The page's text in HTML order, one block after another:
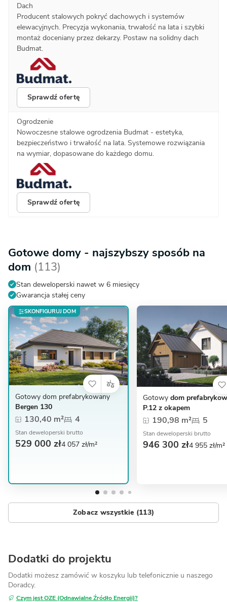
Dach
Producent stalowych pokryć dachowych i systemów
elewacyjnych. Precyzja wykonania, trwałość na lata i szybki
montaż doceniany przez dekarzy. Postaw na solidny dach
Budmat.
Sprawdź ofertę
Ogrodzenie
Nowoczesne stalowe ogrodzenia Budmat - estetyka,
bezpieczeństwo i trwałość na lata. Systemowe rozwiązania
na wymiar, dopasowane do każdego domu.
Sprawdź ofertę
Gotowe domy - najszybszy sposób na
dom (113)
Stan deweloperski nawet w 6 miesięcy
Gwarancja stałej ceny
SKONFIGURUJ DOM
Gotowy dom prefabrykowany
Bergen 130
130,40 m² 4
Stan deweloperski brutto
529 000 zł4 057 zł/m²
Gotowy dom
P.12 z okapem
190,98 m² 5
Stan deweloperski brutto
946 300 zł4 955 zł/m²
Zobacz wszystkie (113)
Dodatki do projektu
Dodatki możesz zamówić w koszyku lub telefonicznie u naszego
Doradcy.
Czym jest OZE (Odnawialne Źródło Energii)?